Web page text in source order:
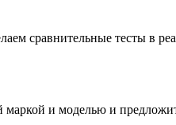
сравнительные тесты в
маркой и моделью и